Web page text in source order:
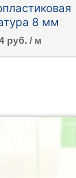
8 мм
руб. / м